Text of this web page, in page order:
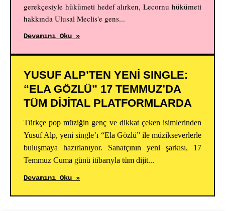
gerekçesiyle hükümeti hedef alırken, Lecornu hükümeti
hakkında Ulusal Meclis'e gens...
Devamını Oku »
YUSUF ALP’TEN YENİ SINGLE:
“ELA GÖZLÜ” 17 TEMMUZ’DA
TÜM DİJİTAL PLATFORMLARDA
Türkçe pop müziğin genç ve dikkat çeken isimlerinden
Yusuf Alp, yeni single’ı “Ela Gözlü” ile müzikseverlerle
buluşmaya hazırlanıyor. Sanatçının yeni şarkısı, 17
Temmuz Cuma günü itibarıyla tüm dijit...
Devamını Oku »